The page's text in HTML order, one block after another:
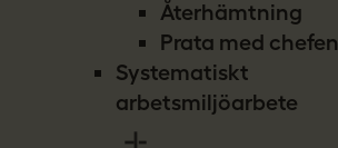
Återhämtning
Prata med chefen
Systematiskt
arbetsmiljöarbete